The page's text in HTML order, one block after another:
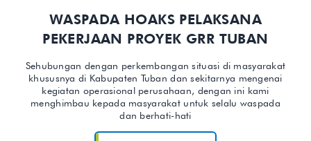
WASPADA HOAKS PELAKSANA
PEKERJAAN PROYEK GRR TUBAN
Sehubungan dengan perkembangan situasi di masyarakat
khususnya di Kabupaten Tuban dan sekitarnya mengenai
kegiatan operasional perusahaan, dengan ini kami
menghimbau kepada masyarakat untuk selalu waspada
dan berhati-hati